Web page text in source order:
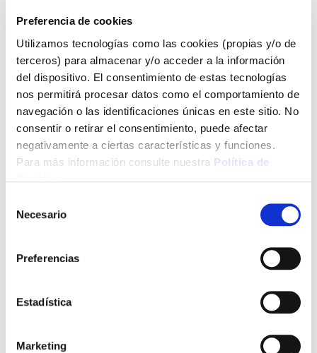
Preferencia de cookies
Utilizamos tecnologías como las cookies (propias y/o de
terceros) para almacenar y/o acceder a la información
del dispositivo. El consentimiento de estas tecnologías
nos permitirá procesar datos como el comportamiento de
navegación o las identificaciones únicas en este sitio. No
consentir o retirar el consentimiento, puede afectar
negativamente a ciertas características y funciones.
Para más información consulte nuestra Política de
Necesario
Preferencias
Estadística
Marketing
espesor. La forma constr
Ver más
197,80 €
Añadir al carrito
Click&Collect - Recogida gratis
en nuestras tiendas
Envío a domicilio:
5 días hábiles
+ INFO